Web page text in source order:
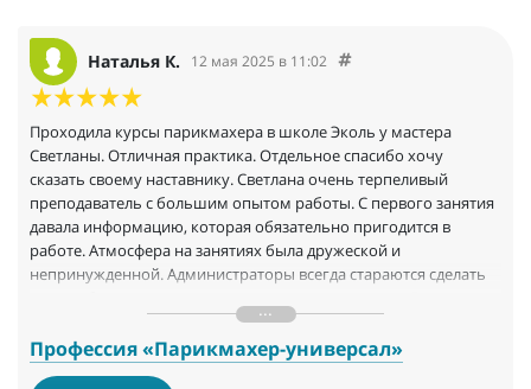
Наталья К. 12 мая 2025 в 11:02
Проходила курсы парикмахера в школе Эколь у мастера
Светланы. Отличная практика. Отдельное спасибо хочу
сказать своему наставнику. Светлана очень терпеливый
преподаватель с большим опытом работы. С первого занятия
давала информацию, которая обязательно пригодится в
работе. Атмосфера на занятиях была дружеской и
непринужденной. Администраторы всегда стараются сделать
не могу поверить, что еще несколько месяцев назад я не знала
как держать правильно парикмахерские ножницы, а сейчас ко
мне на стрижку записываются мои подруги.
Профессия «Парикмахер-универсал»